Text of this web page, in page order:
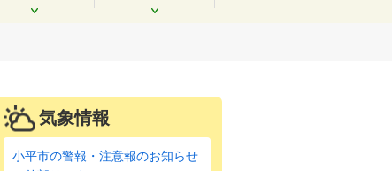
気象情報
小平市の警報・注意報のお知らせ